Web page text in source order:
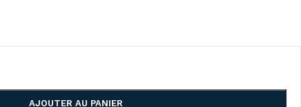
AJOUTER AU PANIER